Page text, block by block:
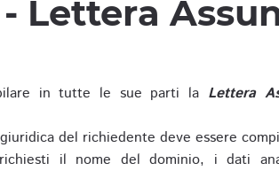
- Lettera
in tutte le sue parti la Lettera
del richiedente deve essere
il nome del dominio, i dati